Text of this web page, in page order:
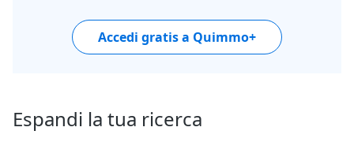
Accedi gratis a Quimmo+
Espandi la tua ricerca